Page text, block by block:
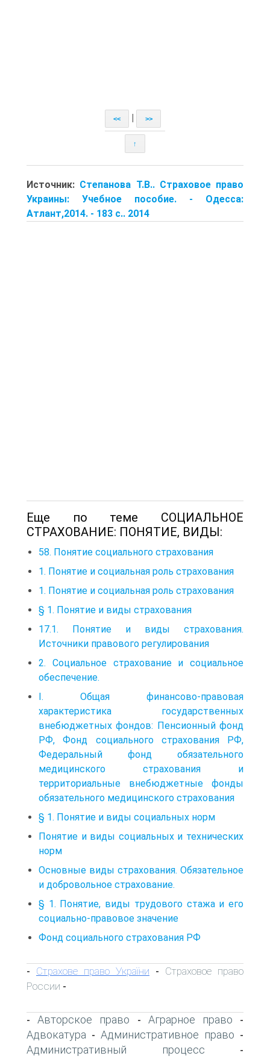
<< | >>
↑
Источник: Степанова Т.В.. Страховое право
Украины: Учебное пособие. - Одесса:
Атлант,2014. - 183 с.. 2014
Еще по теме СОЦИАЛЬНОЕ
СТРАХОВАНИЕ: ПОНЯТИЕ, ВИДЫ:
58. Понятие социального страхования
1. Понятие и социальная роль страхования
1. Понятие и социальная роль страхования
§ 1. Понятие и виды страхования
17.1. Понятие и виды страхования.
Источники правового регулирования
2. Социальное страхование и социальное
обеспечение.
I. Общая финансово-правовая
характеристика государственных
внебюджетных фондов: Пенсионный фонд
РФ, Фонд социального страхования РФ,
Федеральный фонд обязательного
медицинского страхования и
территориальные внебюджетные фонды
обязательного медицинского страхования
§ 1. Понятие и виды социальных норм
Понятие и виды социальных и технических
норм
Основные виды страхования. Обязательное
и добровольное страхование.
§ 1. Понятие, виды трудового стажа и его
социально-правовое значение
Фонд социального страхования РФ
- Страхове право України - Страховое право
России -
-Авторское право - Аграрное право -
Адвокатура - Административное право -
Административный процесс -